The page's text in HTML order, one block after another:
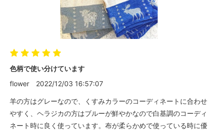
色柄で使い分けています
flower
2022/12/03 16:57:07
羊の方はグレーなので、くすみカラーのコーディネートに合わせ
やすく、ヘラジカの方はブルーが鮮やかなので白基調のコーディ
ネート時に良く使っています。布が柔らかめで使っている時に優